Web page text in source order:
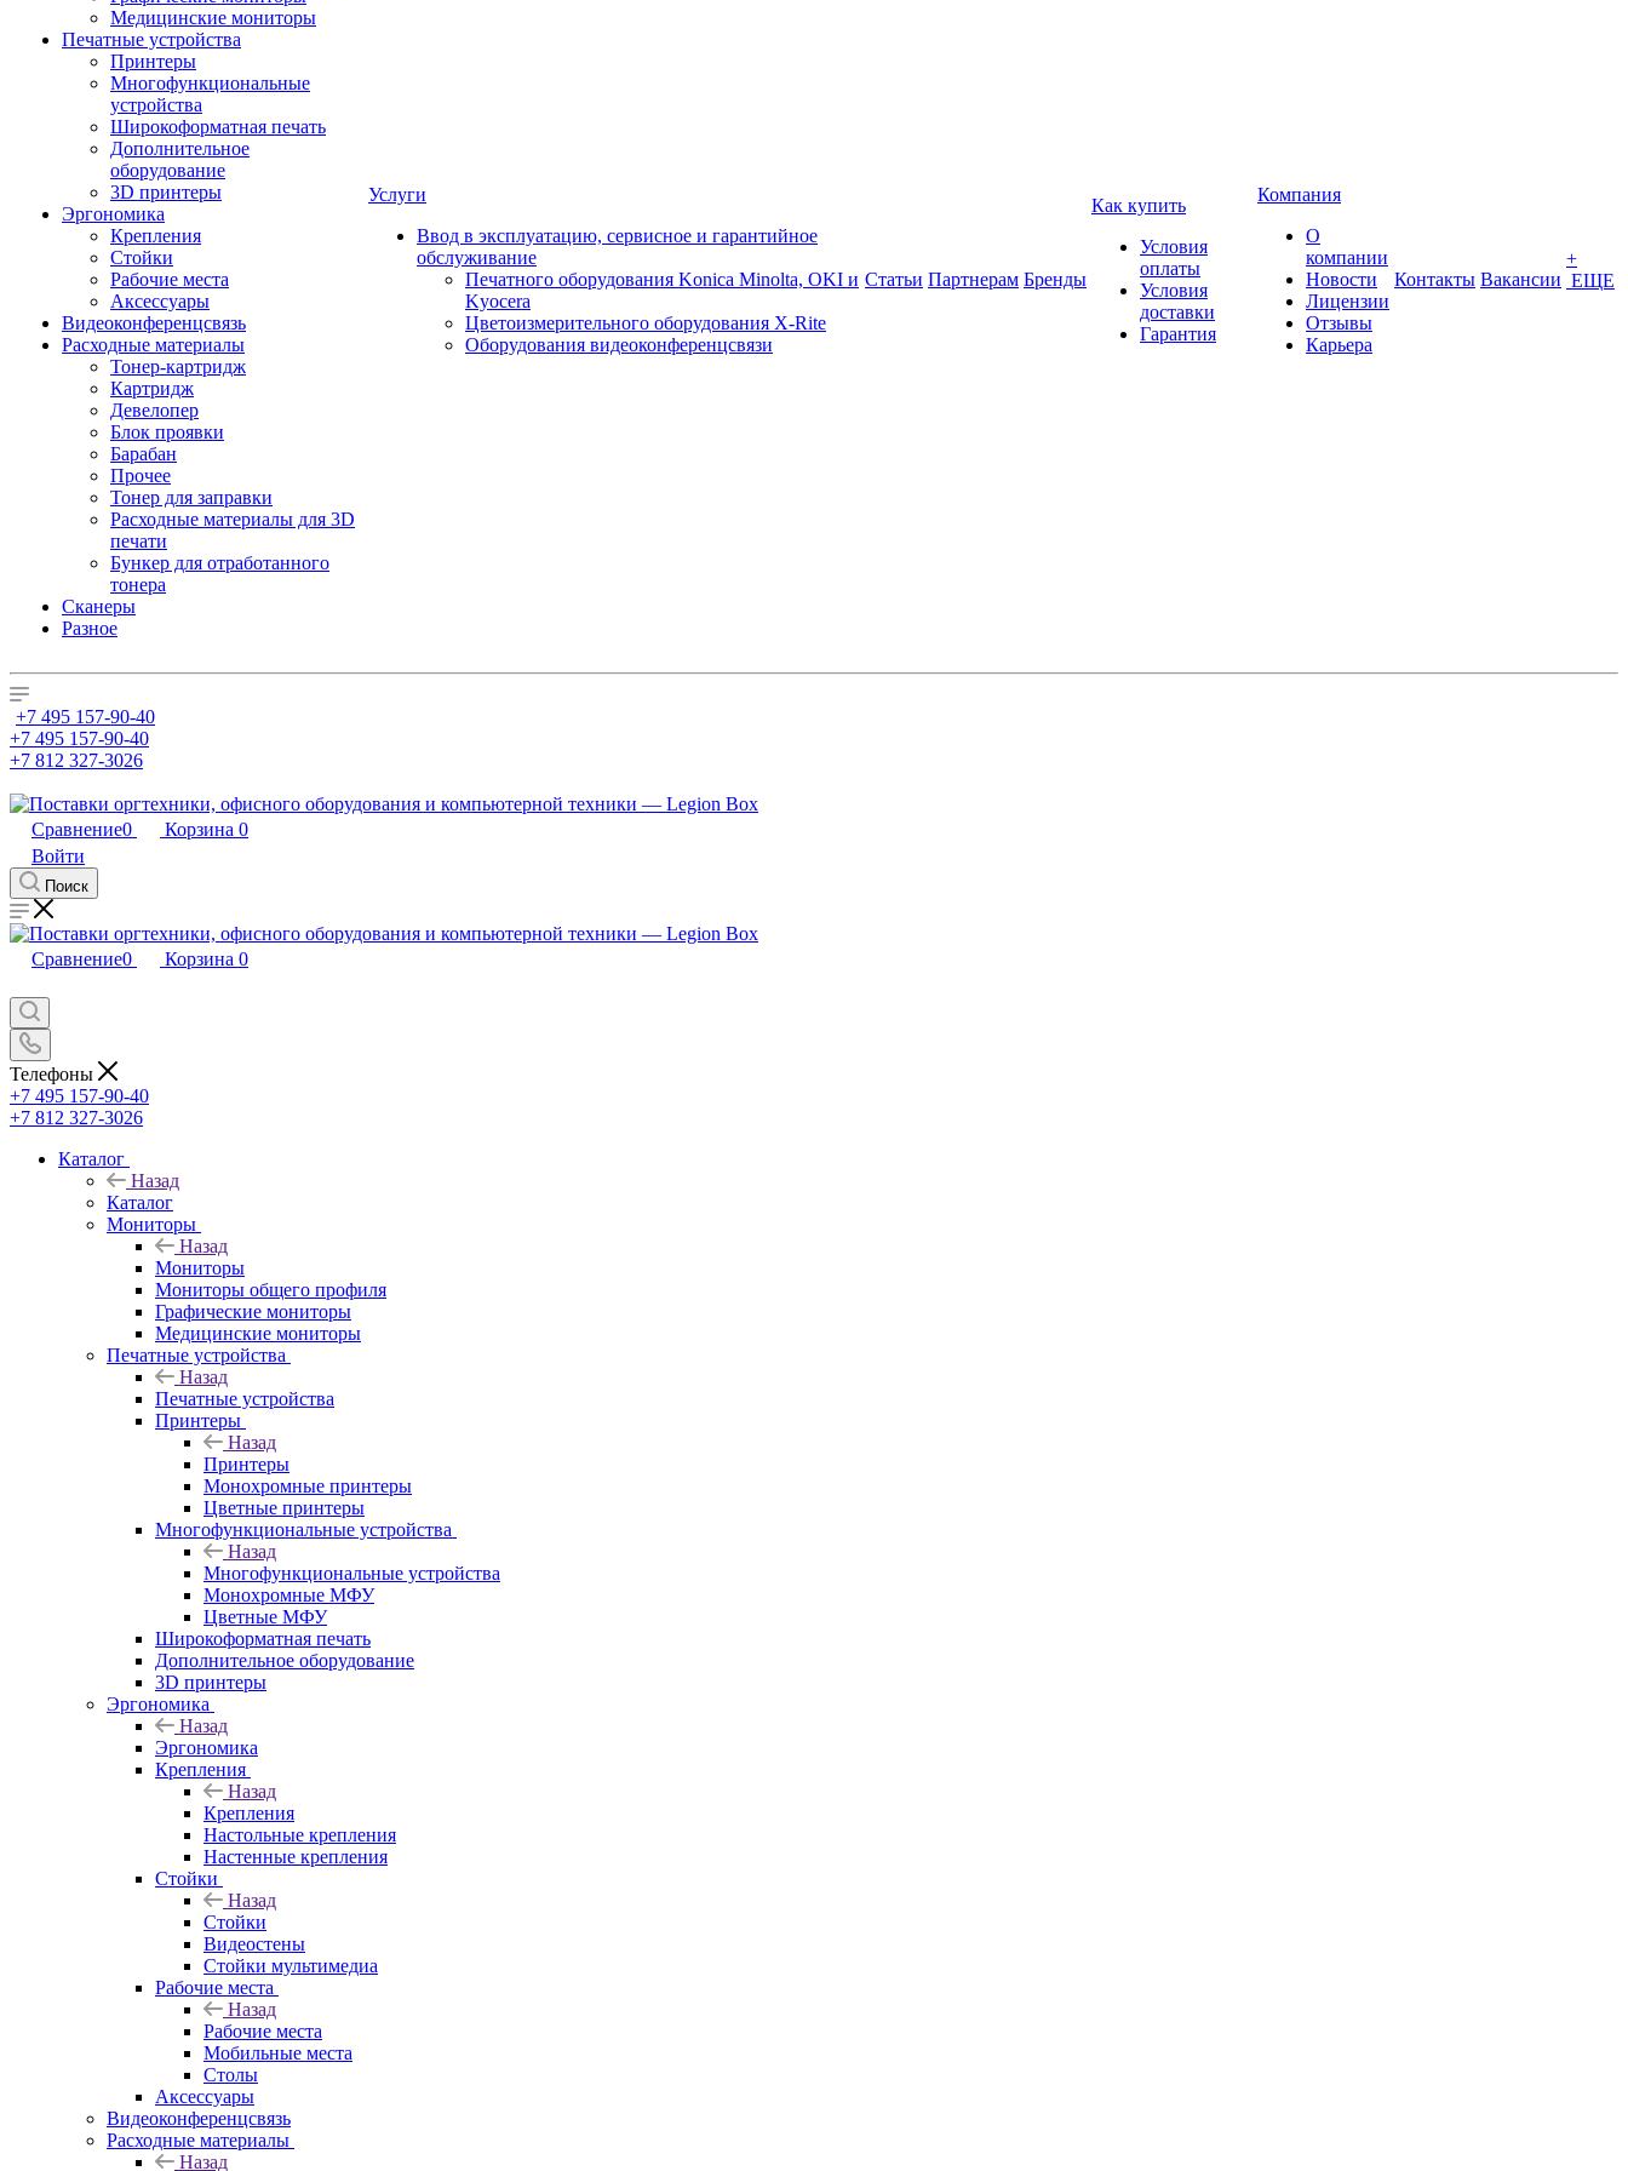
Медицинские мониторы
Печатные устройства
Принтеры
Многофункциональные
устройства
Широкоформатная печать
Дополнительное
оборудование
3D принтеры
Эргономика
Крепления
Стойки
Рабочие места
Аксессуары
Видеоконференцсвязь
Расходные материалы
Тонер-картридж
Картридж
Девелопер
Блок проявки
Барабан
Прочее
Тонер для заправки
Расходные материалы для 3D
печати
Бункер для отработанного
тонера
Сканеры
Разное
Услуги
Ввод в эксплуатацию, сервисное и гарантийное
обслуживание
Печатного оборудования Konica Minolta, OKI и
Kyocera
Цветоизмерительного оборудования X-Rite
Оборудования видеоконференцсвязи
Статьи Партнерам Бренды
Как купить
Условия
оплаты
Условия
доставки
Гарантия
Компания
О
компании
Новости
Лицензии
Отзывы
Карьера
Контакты Вакансии
+
ЕЩЕ
+7 495 157-90-40
+7 495 157-90-40
+7 812 327-3026
Сравнение0 Корзина 0
Войти
Поиск
Сравнение0 Корзина 0
Телефоны
+7 495 157-90-40
+7 812 327-3026
Каталог
Назад
Каталог
Мониторы
Назад
Мониторы
Мониторы общего профиля
Графические мониторы
Медицинские мониторы
Печатные устройства
Назад
Печатные устройства
Принтеры
Назад
Принтеры
Моноxромныe принтеры
Цвeтныe принтеры
Многофункциональные устройства
Назад
Многофункциональные устройства
Монохромные МФУ
Цветные МФУ
Широкоформатная печать
Дополнительное оборудование
3D принтеры
Эргономика
Назад
Эргономика
Крепления
Назад
Крепления
Настольные крепления
Настенные крепления
Стойки
Назад
Стойки
Видеостены
Стойки мультимедиа
Рабочие места
Назад
Рабочие места
Мобильные места
Столы
Аксессуары
Видеоконференцсвязь
Расходные материалы
Назад